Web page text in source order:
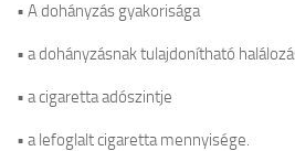
• A dohányzás gyakorisága
• a dohányzásnak tulajdonítható
• a cigaretta adószintje
• a lefoglalt cigaretta mennyisége.